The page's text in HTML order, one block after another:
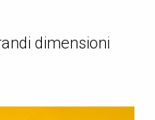
dimensioni